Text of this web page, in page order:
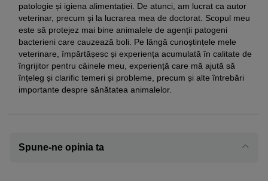
patologie și igiena alimentației. De atunci, am lucrat ca autor
veterinar, precum și la lucrarea mea de doctorat. Scopul meu
este să protejez mai bine animalele de agenții patogeni
bacterieni care cauzează boli. Pe lângă cunoștințele mele
veterinare, împărtășesc și experiența acumulată în calitate de
îngrijitor pentru câinele meu, experiență care mă ajută să
înțeleg și clarific temeri și probleme, precum și alte întrebări
importante despre sănătatea animalelor.
Spune-ne opinia ta